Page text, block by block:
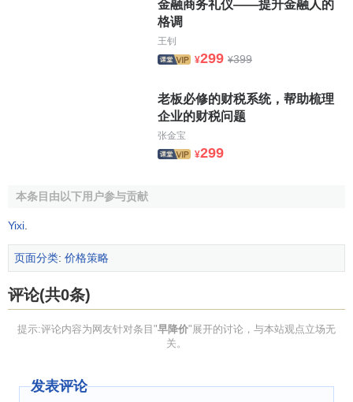
金融商务礼仪——提升金融人的
格调
王钊
¥299 ¥399
老板必修的财税系统，帮助梳理
企业的财税问题
张金宝
¥299
本条目由以下用户参与贡献
Yixi
页面分类: 价格策略
评论(共0条)
提示:评论内容为网友针对条目"早降价"展开的讨论，与本站观点立场无
关。
发表评论